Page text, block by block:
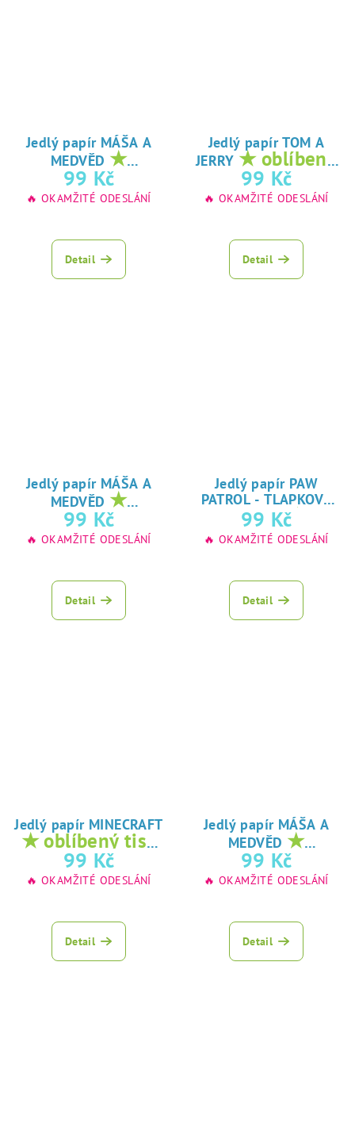
Jedlý papír MÁŠA A
MEDVĚD ★
oblíbený tisk na
jedlý papír
99 Kč
🔥 OKAMŽITÉ ODESLÁNÍ
Detail
Jedlý papír TOM A
JERRY ★ oblíbený
tisk na jedlý
papír
99 Kč
🔥 OKAMŽITÉ ODESLÁNÍ
Detail
Jedlý papír MÁŠA A
MEDVĚD ★
oblíbený tisk na
jedlý papír
99 Kč
🔥 OKAMŽITÉ ODESLÁNÍ
Detail
Jedlý papír PAW
PATROL - TLAPKOVÁ
PATROLA★
oblíbený tisk na
jedlý papír
99 Kč
🔥 OKAMŽITÉ ODESLÁNÍ
Detail
Jedlý papír MINECRAFT
★ oblíbený tisk
na jedlý papír
99 Kč
🔥 OKAMŽITÉ ODESLÁNÍ
Detail
Jedlý papír MÁŠA A
MEDVĚD ★
oblíbený tisk na
jedlý papír
99 Kč
🔥 OKAMŽITÉ ODESLÁNÍ
Detail